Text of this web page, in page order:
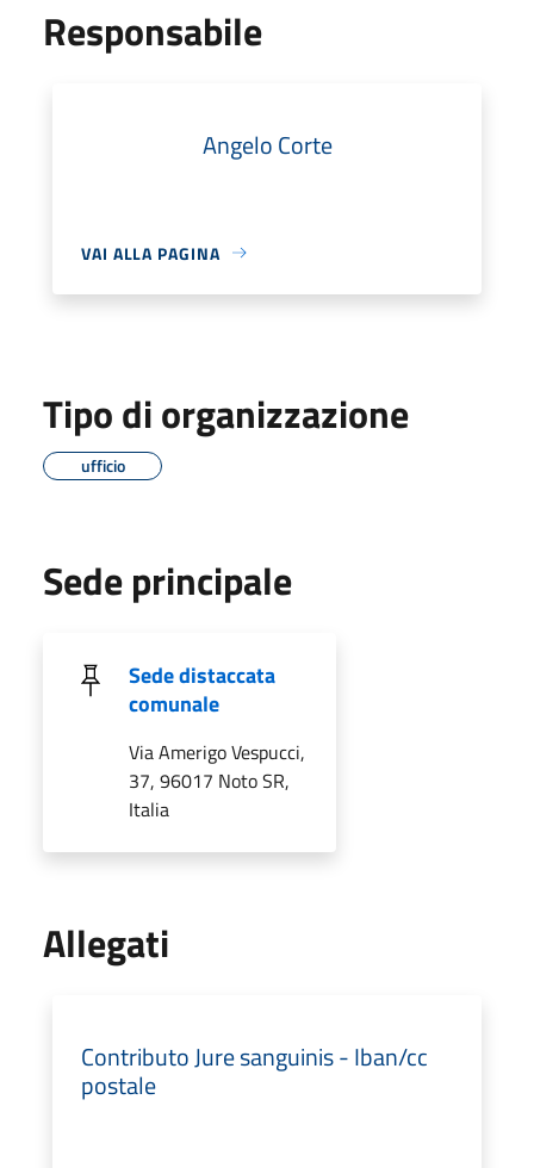
Responsabile
Angelo Corte
VAI ALLA PAGINA
Tipo di organizzazione
ufficio
Sede principale
Sede distaccata
comunale
Via Amerigo Vespucci,
37, 96017 Noto SR,
Italia
Allegati
Contributo Jure sanguinis - Iban/cc
postale